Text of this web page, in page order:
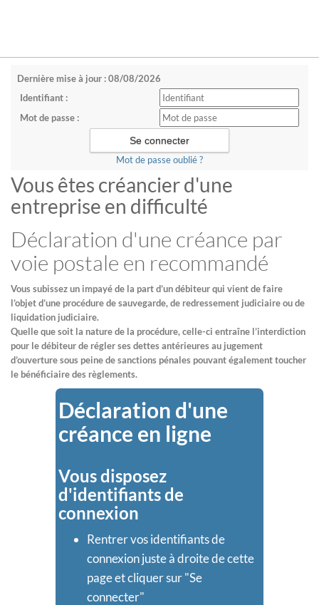
Dernière mise à jour : 08/08/2026
Identifiant :
Mot de passe :
Mot de passe oublié ?
Vous êtes créancier d'une
entreprise en difficulté
Déclaration d'une créance par
voie postale en recommandé
Vous subissez un impayé de la part d’un débiteur qui vient de faire
l’objet d’une procédure de sauvegarde, de redressement judiciaire ou de
liquidation judiciaire.
Quelle que soit la nature de la procédure, celle-ci entraîne l’interdiction
pour le débiteur de régler ses dettes antérieures au jugement
d’ouverture sous peine de sanctions pénales pouvant également toucher
le bénéficiaire des règlements.
Déclaration d'une
créance en ligne
Vous disposez
d'identifiants de
connexion
Rentrer vos identifiants de
connexion juste à droite de cette
page et cliquer sur "Se
connecter"